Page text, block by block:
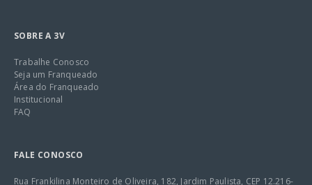
SOBRE A 3V
Trabalhe Conosco
Seja um Franqueado
Área do Franqueado
Institucional
FAQ
FALE CONOSCO
Rua Frankilina Monteiro de Oliveira, 182, Jardim Paulista, CEP 12.216-